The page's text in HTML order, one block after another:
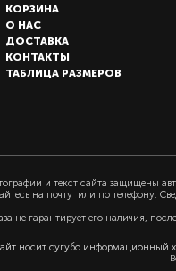
КОРЗИНА
О НАС
ДОСТАВКА
КОНТАКТЫ
ТАБЛИЦА РАЗМЕРОВ
и текст сайта защищены
на почту или по телефону.
не гарантирует его наличия,
носит сугубо информационный